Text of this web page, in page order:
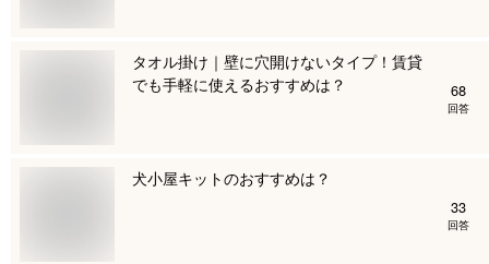
タオル掛け｜壁に穴開けないタイプ！賃貸
でも手軽に使えるおすすめは？
68
回答
犬小屋キットのおすすめは？
33
回答